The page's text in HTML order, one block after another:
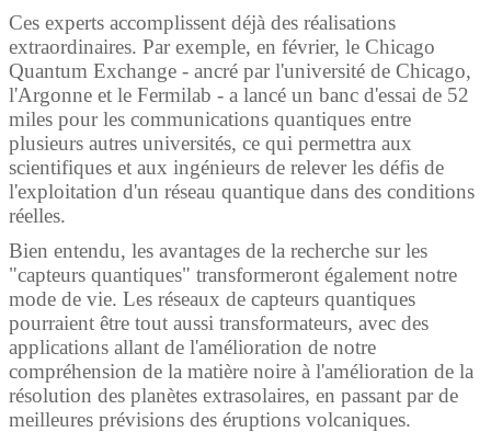
Ces experts accomplissent déjà des réalisations
extraordinaires. Par exemple, en février, le Chicago
Quantum Exchange - ancré par l'université de Chicago,
l'Argonne et le Fermilab - a lancé un banc d'essai de 52
miles pour les communications quantiques entre
plusieurs autres universités, ce qui permettra aux
scientifiques et aux ingénieurs de relever les défis de
l'exploitation d'un réseau quantique dans des conditions
réelles.
Bien entendu, les avantages de la recherche sur les
"capteurs quantiques" transformeront également notre
mode de vie. Les réseaux de capteurs quantiques
pourraient être tout aussi transformateurs, avec des
applications allant de l'amélioration de notre
compréhension de la matière noire à l'amélioration de la
résolution des planètes extrasolaires, en passant par de
meilleures prévisions des éruptions volcaniques.